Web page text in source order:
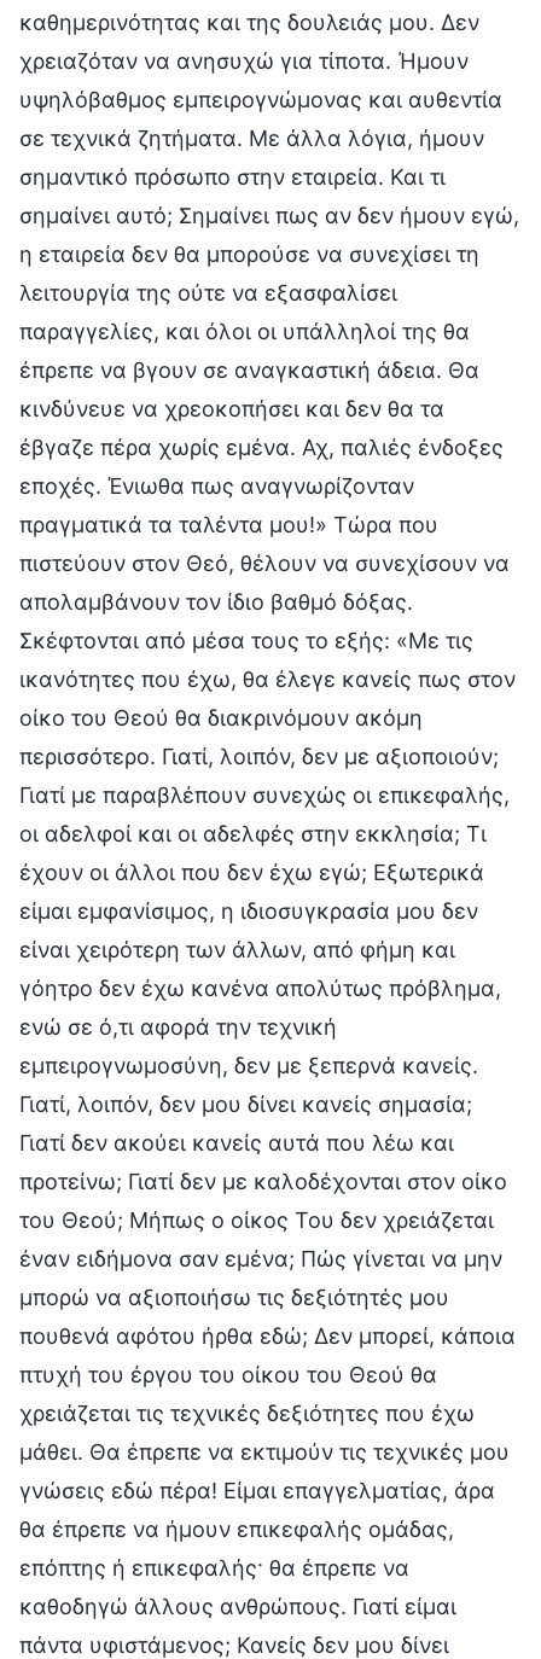
καθημερινότητας και της δουλειάς μου. Δεν
χρειαζόταν να ανησυχώ για τίποτα. Ήμουν
υψηλόβαθμος εμπειρογνώμονας και αυθεντία
σε τεχνικά ζητήματα. Με άλλα λόγια, ήμουν
σημαντικό πρόσωπο στην εταιρεία. Και τι
σημαίνει αυτό; Σημαίνει πως αν δεν ήμουν εγώ,
η εταιρεία δεν θα μπορούσε να συνεχίσει τη
λειτουργία της ούτε να εξασφαλίσει
παραγγελίες, και όλοι οι υπάλληλοί της θα
έπρεπε να βγουν σε αναγκαστική άδεια. Θα
κινδύνευε να χρεοκοπήσει και δεν θα τα
έβγαζε πέρα χωρίς εμένα. Αχ, παλιές ένδοξες
εποχές. Ένιωθα πως αναγνωρίζονταν
πραγματικά τα ταλέντα μου!» Τώρα που
πιστεύουν στον Θεό, θέλουν να συνεχίσουν να
απολαμβάνουν τον ίδιο βαθμό δόξας.
Σκέφτονται από μέσα τους το εξής: «Με τις
ικανότητες που έχω, θα έλεγε κανείς πως στον
οίκο του Θεού θα διακρινόμουν ακόμη
περισσότερο. Γιατί, λοιπόν, δεν με αξιοποιούν;
Γιατί με παραβλέπουν συνεχώς οι επικεφαλής,
οι αδελφοί και οι αδελφές στην εκκλησία; Τι
έχουν οι άλλοι που δεν έχω εγώ; Εξωτερικά
είμαι εμφανίσιμος, η ιδιοσυγκρασία μου δεν
είναι χειρότερη των άλλων, από φήμη και
γόητρο δεν έχω κανένα απολύτως πρόβλημα,
ενώ σε ό,τι αφορά την τεχνική
εμπειρογνωμοσύνη, δεν με ξεπερνά κανείς.
Γιατί, λοιπόν, δεν μου δίνει κανείς σημασία;
Γιατί δεν ακούει κανείς αυτά που λέω και
προτείνω; Γιατί δεν με καλοδέχονται στον οίκο
του Θεού; Μήπως ο οίκος Του δεν χρειάζεται
έναν ειδήμονα σαν εμένα; Πώς γίνεται να μην
μπορώ να αξιοποιήσω τις δεξιότητές μου
πουθενά αφότου ήρθα εδώ; Δεν μπορεί, κάποια
πτυχή του έργου του οίκου του Θεού θα
χρειάζεται τις τεχνικές δεξιότητες που έχω
μάθει. Θα έπρεπε να εκτιμούν τις τεχνικές μου
γνώσεις εδώ πέρα! Είμαι επαγγελματίας, άρα
θα έπρεπε να ήμουν επικεφαλής ομάδας,
επόπτης ή επικεφαλής· θα έπρεπε να
καθοδηγώ άλλους ανθρώπους. Γιατί είμαι
πάντα υφιστάμενος; Κανείς δεν μου δίνει